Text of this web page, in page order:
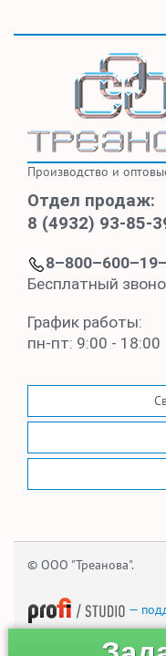
Производство и
Отдел продаж:
8 (4932) 93-85-
Бесплатный
График работы:
пн-пт: 9:00 - 18:00
© ООО "Треанова".
—